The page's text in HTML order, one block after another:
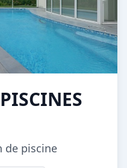
de piscine